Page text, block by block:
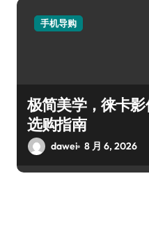
手机导购
极简美学，徕卡
选购指南
dawei 8 月 6, 2026